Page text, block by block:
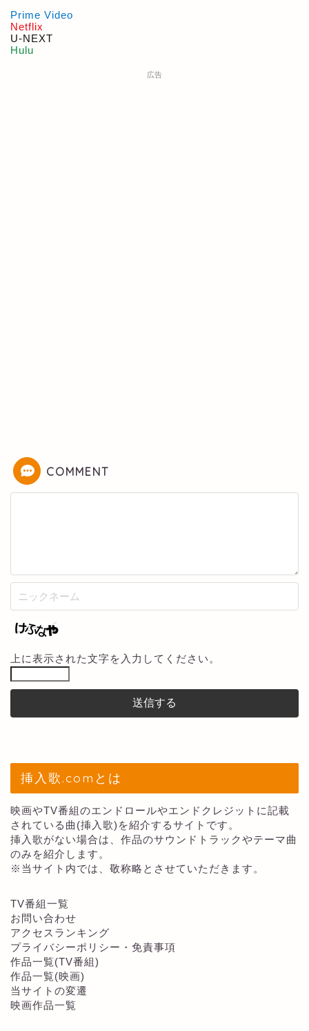
Prime Video
Netflix
U-NEXT
Hulu
広告
COMMENT
上に表示された文字を入力してください。
挿入歌.comとは
映画やTV番組のエンドロールやエンドクレジットに記載
されている曲(挿入歌)を紹介するサイトです。
挿入歌がない場合は、作品のサウンドトラックやテーマ曲
のみを紹介します。
※当サイト内では、敬称略とさせていただきます。
TV番組一覧
お問い合わせ
アクセスランキング
プライバシーポリシー・免責事項
作品一覧(TV番組)
作品一覧(映画)
当サイトの変遷
映画作品一覧